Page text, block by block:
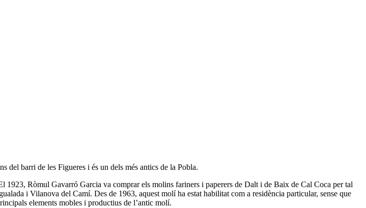
barri de les Figueres i és un dels més antics de la Pobla.
Ròmul Gavarró Garcia va comprar els molins fariners i paperers de Dalt i de Baix de Cal Coca per tal
i Vilanova del Camí. Des de 1963, aquest molí ha estat habilitat com a residència particular, sense que
elements mobles i productius de l’antic molí.